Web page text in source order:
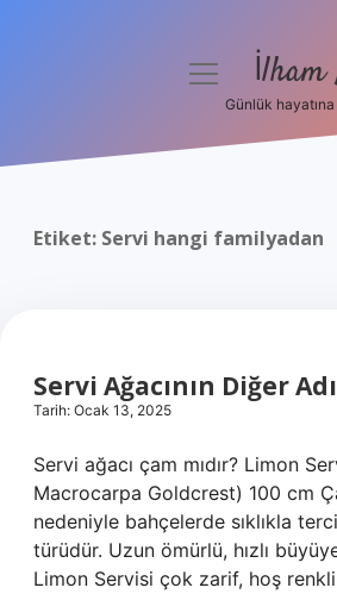
menüyü
Günlük
Etiket: Servi hangi familyadan
Servi Ağacının Diğer
Tarih: Ocak 13, 2025
Servi ağacı çam mıdır? Limon
Macrocarpa Goldcrest) 100 cm
nedeniyle bahçelerde sıklıkla
türüdür. Uzun ömürlü, hızlı
Limon Servisi çok zarif, hoş